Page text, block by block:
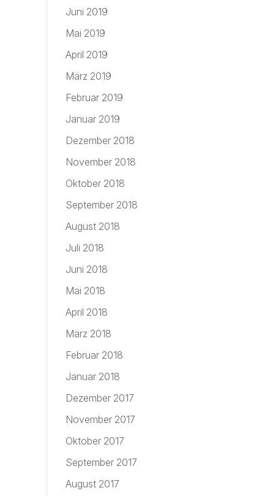
Juni 2019
Mai 2019
April 2019
März 2019
Februar 2019
Januar 2019
Dezember 2018
November 2018
Oktober 2018
September 2018
August 2018
Juli 2018
Juni 2018
Mai 2018
April 2018
März 2018
Februar 2018
Januar 2018
Dezember 2017
November 2017
Oktober 2017
September 2017
August 2017